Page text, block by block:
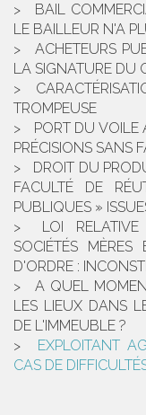
BAIL
LE BAILLEUR N'A
ACHETEURS
LA SIGNATURE DU
TROMPEUSE
PORT DU VOILE
PRÉCISIONS SANS
DROIT DU
FACULTÉ DE
PUBLIQUES »
LOI
SOCIÉTÉS MÈRES
D'ORDRE :
A QUEL
LES LIEUX DANS
DE L'IMMEUBLE ?
EXPLOITANT
CAS DE